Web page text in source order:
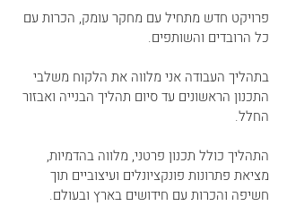
פרויקט חדש מתחיל עם מחקר עומק, הכרות עם
כל הרובדים והשותפים.
בתהליך העבודה אני מלווה את הלקוח משלבי
התכנון הראשונים עד סיום תהליך הבנייה ואבזור
החלל.
התהליך כולל תכנון פרטני, מלווה בהדמיות,
מציאת פתרונות פונקציונלים ועיצוביים תוך
חשיפה והכרות עם חידושים בארץ ובעולם.